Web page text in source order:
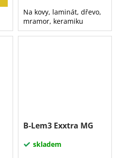
Na kovy, laminát, dřevo,
mramor, keramiku
B-Lem3 Exxtra MG
skladem